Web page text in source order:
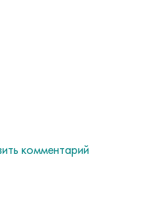
комментарий